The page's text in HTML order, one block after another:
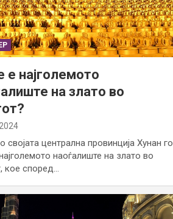
е најголемото
на злато во
својата централна провинција Хунан го
наоѓалиште на злато во
кое според…